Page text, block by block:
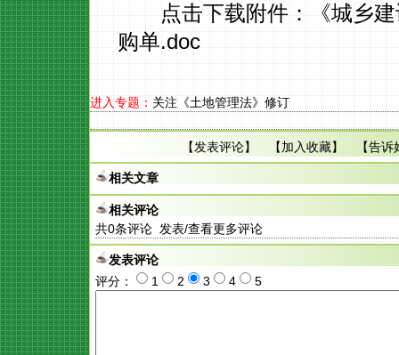
点击下载附件：《城乡
购单.doc
进入专题： 关注《土地管理法》修订
【发表评论】 【加入收藏】 【告诉
相关文章
相关评论
共0条评论 发表/查看更多评论
发表评论
评分：
1 2 3 4 5